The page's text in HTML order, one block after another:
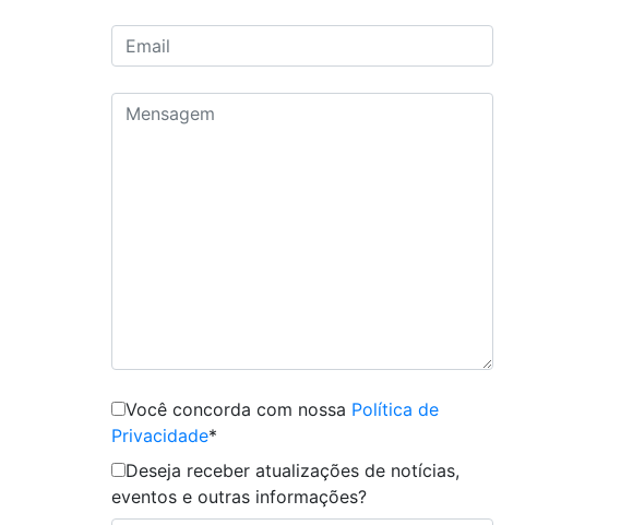
Você concorda com nossa Política de
Privacidade*
Deseja receber atualizações de notícias,
eventos e outras informações?